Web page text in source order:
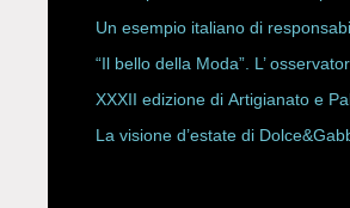
Un esempio italiano di
Rete Slow Fiber
“Il bello della Moda”. L’
XXXII edizione di Artigianato e
La visione d’estate di